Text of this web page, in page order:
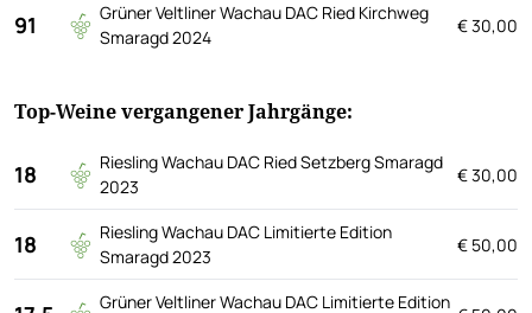
91
Grüner Veltliner Wachau DAC Ried Kirchweg
Smaragd 2024
€ 30,00
Top-Weine vergangener Jahrgänge:
18
Riesling Wachau DAC Ried Setzberg Smaragd
2023
€ 30,00
18
Riesling Wachau DAC Limitierte Edition
Smaragd 2023
€ 50,00
Grüner Veltliner Wachau DAC Limitierte Edition